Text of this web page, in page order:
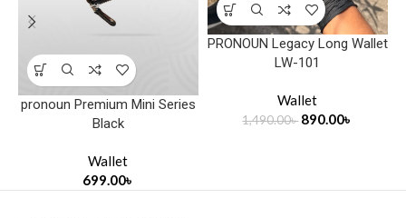
pronoun Premium Mini Series
Black
Wallet
699.00৳
PRONOUN Legacy Long Wallet
LW-101
Wallet
1,490.00৳ 890.00৳